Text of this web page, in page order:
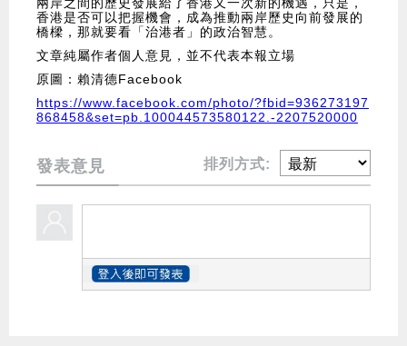
兩岸之間的歷史發展給了香港又一次新的機遇，只是，
香港是否可以把握機會，成為推動兩岸歷史向前發展的
橋樑，那就要看「治港者」的政治智慧。
文章純屬作者個人意見，並不代表本報立場
原圖：賴清德Facebook
https://www.facebook.com/photo/?fbid=936273197
868458&set=pb.100044573580122.-2207520000
發表意見 排列方式: